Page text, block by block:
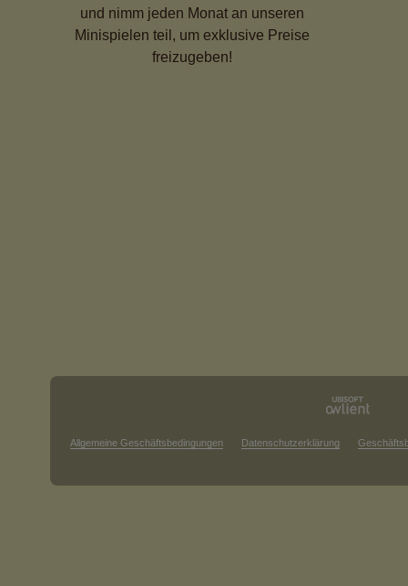
und nimm jeden Monat an unseren
Minispielen teil, um exklusive Preise
freizugeben!
Allgemeine Geschäftsbedingungen Datenschutzerklärung